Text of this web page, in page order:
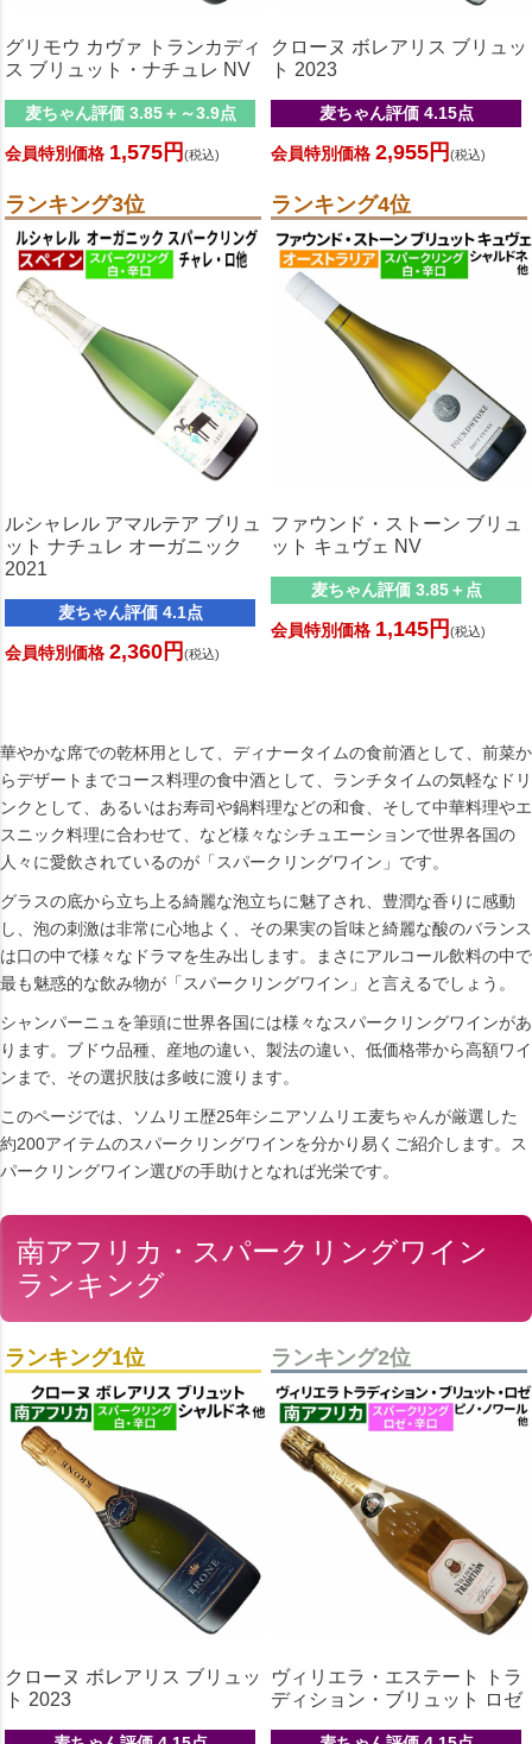
グリモウ カヴァ トランカディ
ス ブリュット・ナチュレ NV
麦ちゃん評価 3.85＋～3.9点
会員特別価格 1,575円 (税込)
クローヌ ボレアリス ブリュッ
ト 2023
麦ちゃん評価 4.15点
会員特別価格 2,955円 (税込)
ランキング3位
ルシャレル アマルテア ブリュ
ット ナチュレ オーガニック
2021
麦ちゃん評価 4.1点
会員特別価格 2,360円 (税込)
ランキング4位
ファウンド・ストーン ブリュ
ット キュヴェ NV
麦ちゃん評価 3.85＋点
会員特別価格 1,145円 (税込)
華やかな席での乾杯用として、ディナータイムの食前酒として、前菜か
らデザートまでコース料理の食中酒として、ランチタイムの気軽なドリ
ンクとして、あるいはお寿司や鍋料理などの和食、そして中華料理やエ
スニック料理に合わせて、など様々なシチュエーションで世界各国の
人々に愛飲されているのが「スパークリングワイン」です。
グラスの底から立ち上る綺麗な泡立ちに魅了され、豊潤な香りに感動
し、泡の刺激は非常に心地よく、その果実の旨味と綺麗な酸のバランス
は口の中で様々なドラマを生み出します。まさにアルコール飲料の中で
最も魅惑的な飲み物が「スパークリングワイン」と言えるでしょう。
シャンパーニュを筆頭に世界各国には様々なスパークリングワインがあ
ります。ブドウ品種、産地の違い、製法の違い、低価格帯から高額ワイ
ンまで、その選択肢は多岐に渡ります。
このページでは、ソムリエ歴25年シニアソムリエ麦ちゃんが厳選した
約200アイテムのスパークリングワインを分かり易くご紹介します。ス
パークリングワイン選びの手助けとなれば光栄です。
南アフリカ・スパークリングワイン
ランキング
ランキング1位
クローヌ ボレアリス ブリュッ
ト 2023
ランキング2位
ヴィリエラ・エステート トラ
ディション・ブリュット ロゼ